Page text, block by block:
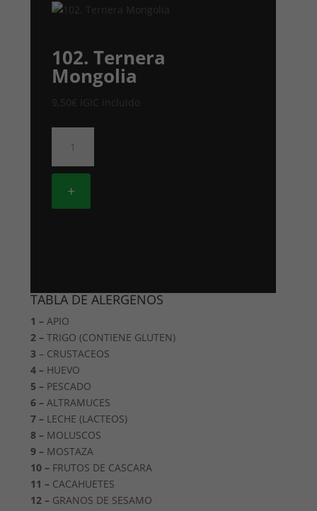
102. Ternera
Mongolia
9,50€ IGIC incluido
Ternera
Mongolia
+
TABLA DE ALERGENOS
1 – APIO
2 – TRIGO (CONTIENE GLUTEN)
3 – CRUSTACEOS
4 – HUEVO
5 – PESCADO
6 – ALTRAMUCES
7 – LECHE (LACTEOS)
8 – MOLUSCOS
9 – MOSTAZA
10 – FRUTOS DE CASCARA
11 – CACAHUETES
12 – GRANOS DE SESAMO